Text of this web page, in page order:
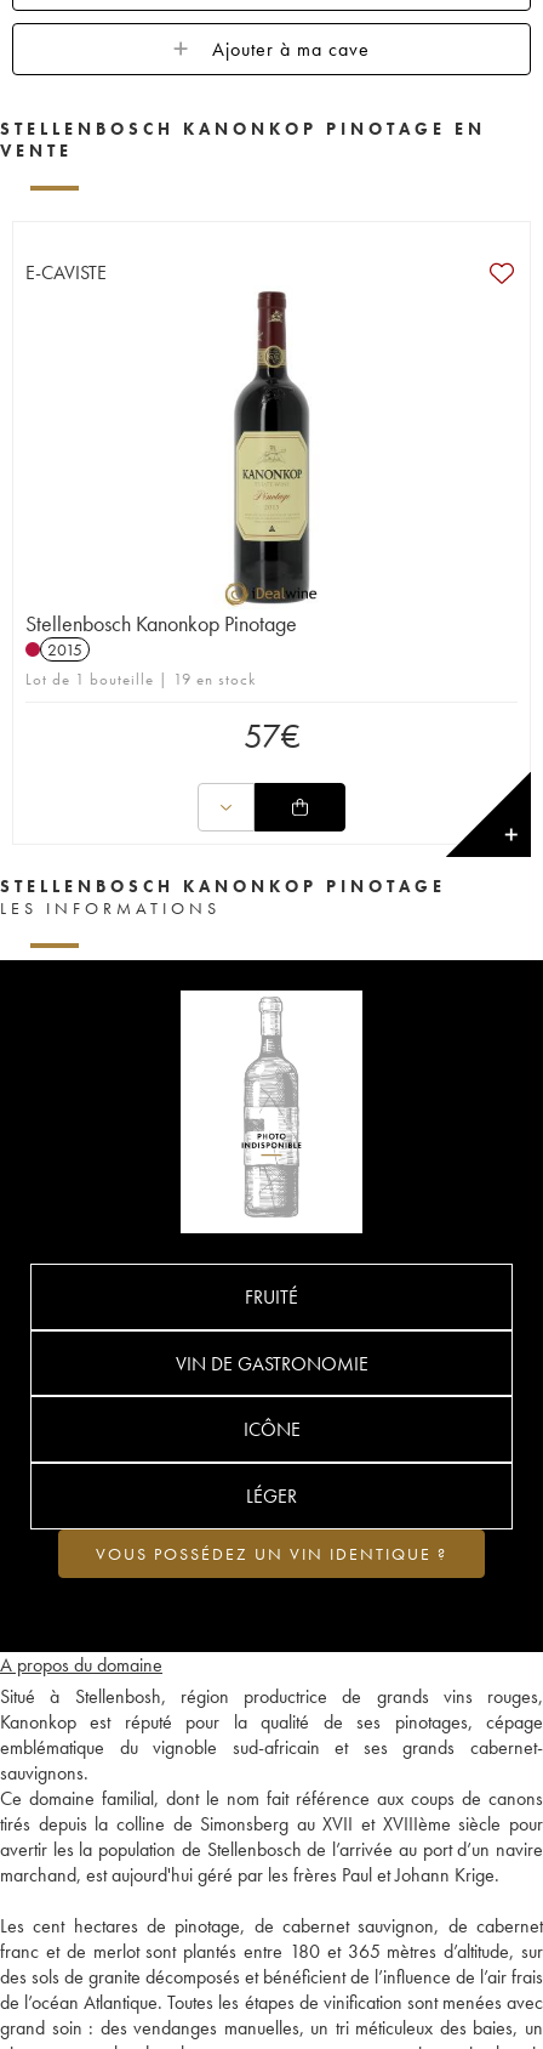
Ajouter à ma cave
STELLENBOSCH KANONKOP PINOTAGE EN
VENTE
E-CAVISTE
Stellenbosch Kanonkop Pinotage
2015
Lot de 1 bouteille | 19 en stock
57€
✕
STELLENBOSCH KANONKOP PINOTAGE
LES INFORMATIONS
A propos du domaine
Situé à Stellenbosh, région productrice de grands vins rouges,
Kanonkop est réputé pour la qualité de ses pinotages, cépage
emblématique du vignoble sud-africain et ses grands cabernet-
sauvignons.
Ce domaine familial, dont le nom fait référence aux coups de canons
tirés depuis la colline de Simonsberg au XVII et XVIIIème siècle pour
avertir les la population de Stellenbosch de l’arrivée au port d’un navire
marchand, est aujourd'hui géré par les frères Paul et Johann Krige.
Les cent hectares de pinotage, de cabernet sauvignon, de cabernet
franc et de merlot sont plantés entre 180 et 365 mètres d’altitude, sur
des sols de granite décomposés et bénéficient de l’influence de l’air frais
de l’océan Atlantique. Toutes les étapes de vinification sont menées avec
grand soin : des vendanges manuelles, un tri méticuleux des baies, un
FRUITÉ
VIN DE GASTRONOMIE
ICÔNE
LÉGER
VOUS POSSÉDEZ UN VIN IDENTIQUE ?